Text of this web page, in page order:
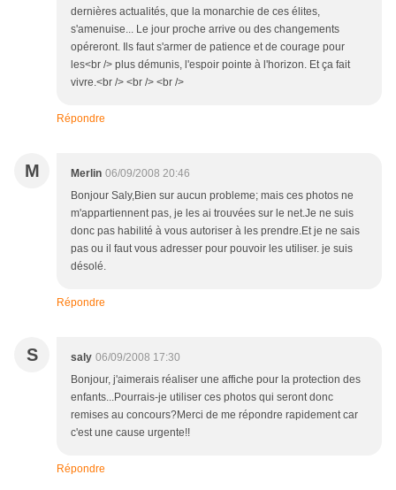
dernières actualités, que la monarchie de ces élites,
s'amenuise... Le jour proche arrive ou des changements
opéreront. Ils faut s'armer de patience et de courage pour
les<br /> plus démunis, l'espoir pointe à l'horizon. Et ça fait
vivre.<br /> <br /> <br />
Répondre
M Merlin 06/09/2008 20:46
Bonjour Saly,Bien sur aucun probleme; mais ces photos ne
m'appartiennent pas, je les ai trouvées sur le net.Je ne suis
donc pas habilité à vous autoriser à les prendre.Et je ne sais
pas ou il faut vous adresser pour pouvoir les utiliser. je suis
désolé.
Répondre
S saly 06/09/2008 17:30
Bonjour, j'aimerais réaliser une affiche pour la protection des
enfants...Pourrais-je utiliser ces photos qui seront donc
remises au concours?Merci de me répondre rapidement car
c'est une cause urgente!!
Répondre